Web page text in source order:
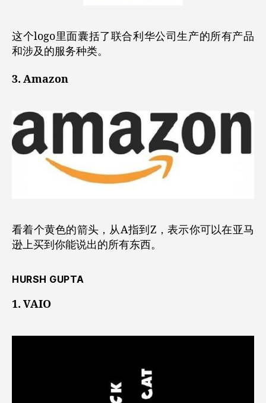
这个logo里面囊括了联合利华公司生产的所有产品
和涉及的服务种类。
3. Amazon
看着个黄色的箭头，从A指到Z，表示你可以在亚马
逊上买到你能说出的所有东西。
HURSH GUPTA
1. VAIO